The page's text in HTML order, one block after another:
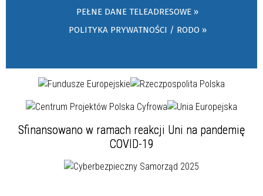
PEŁNE DANE TELEADRESOWE »
POLITYKA PRYWATNOŚCI / RODO »
Sfinansowano w ramach reakcji Uni na pandemię
COVID-19